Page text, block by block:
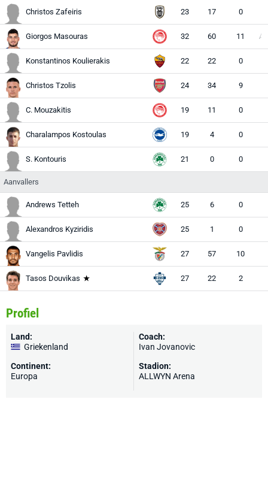
Christos Zafeiris 23 17 0
Giorgos Masouras 32 60 11
Konstantinos Koulierakis 22 22 0
Christos Tzolis 24 34 9
C. Mouzakitis 19 11 0
Charalampos Kostoulas 19 4 0
S. Kontouris 21 0 0
Aanvallers
Andrews Tetteh 25 6 0
Alexandros Kyziridis 25 1 0
Vangelis Pavlidis 27 57 10
Tasos Douvikas 27 22 2
Profiel
Land:
Griekenland
Continent:
Europa
Coach:
Ivan Jovanovic
Stadion:
ALLWYN Arena